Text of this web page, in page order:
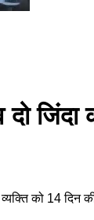
को 14 दिन